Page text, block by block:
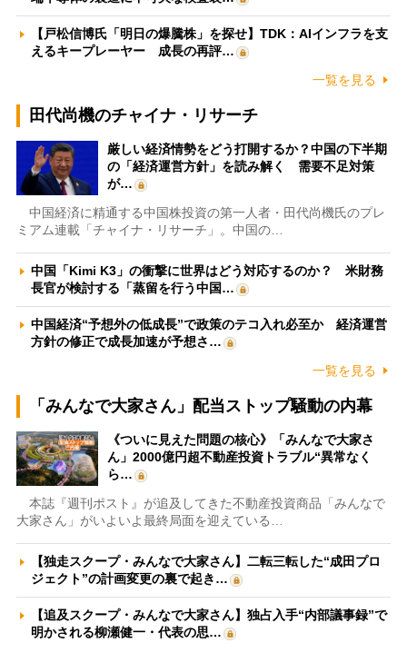
【戸松信博氏「明日の爆騰株」を探せ】TDK：AIインフラを支
えるキープレーヤー 成長の再評…
一覧を見る
田代尚機のチャイナ・リサーチ
厳しい経済情勢をどう打開するか？中国の下半期
の「経済運営方針」を読み解く 需要不足対策
が…
中国経済に精通する中国株投資の第一人者・田代尚機氏のプレ
ミアム連載「チャイナ・リサーチ」。中国の…
中国「Kimi K3」の衝撃に世界はどう対応するのか？ 米財務
長官が検討する「蒸留を行う中国…
中国経済“予想外の低成長”で政策のテコ入れ必至か 経済運営
方針の修正で成長加速が予想さ…
一覧を見る
「みんなで大家さん」配当ストップ騒動の内幕
《ついに見えた問題の核心》「みんなで大家さ
ん」2000億円超不動産投資トラブル“異常なく
ら…
本誌『週刊ポスト』が追及してきた不動産投資商品「みんなで
大家さん」がいよいよ最終局面を迎えている…
【独走スクープ・みんなで大家さん】二転三転した“成田プロ
ジェクト”の計画変更の裏で起き…
【追及スクープ・みんなで大家さん】独占入手“内部議事録”で
明かされる柳瀬健一・代表の思…